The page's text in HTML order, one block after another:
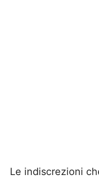
Le indiscrezioni